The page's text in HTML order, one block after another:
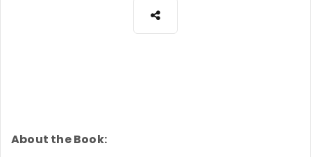
About the Book: